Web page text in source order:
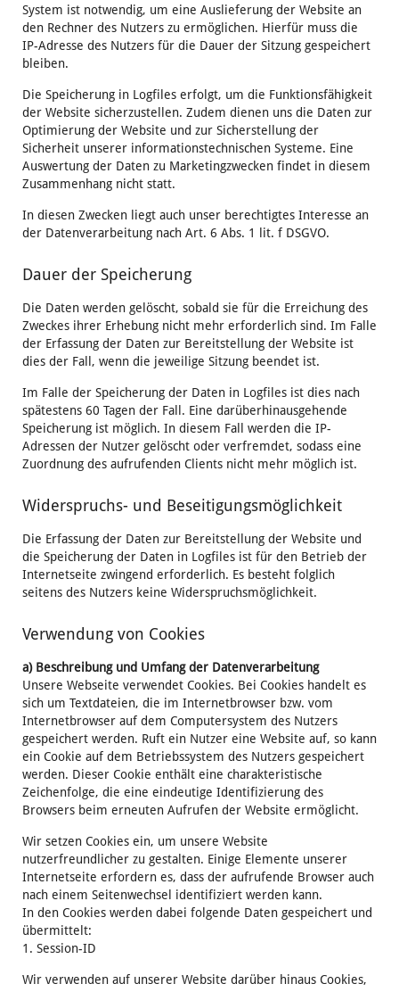
System ist notwendig, um eine Auslieferung der Website an
den Rechner des Nutzers zu ermöglichen. Hierfür muss die
IP-Adresse des Nutzers für die Dauer der Sitzung gespeichert
bleiben.
Die Speicherung in Logfiles erfolgt, um die Funktionsfähigkeit
der Website sicherzustellen. Zudem dienen uns die Daten zur
Optimierung der Website und zur Sicherstellung der
Sicherheit unserer informationstechnischen Systeme. Eine
Auswertung der Daten zu Marketingzwecken findet in diesem
Zusammenhang nicht statt.
In diesen Zwecken liegt auch unser berechtigtes Interesse an
der Datenverarbeitung nach Art. 6 Abs. 1 lit. f DSGVO.
Dauer der Speicherung
Die Daten werden gelöscht, sobald sie für die Erreichung des
Zweckes ihrer Erhebung nicht mehr erforderlich sind. Im Falle
der Erfassung der Daten zur Bereitstellung der Website ist
dies der Fall, wenn die jeweilige Sitzung beendet ist.
Im Falle der Speicherung der Daten in Logfiles ist dies nach
spätestens 60 Tagen der Fall. Eine darüberhinausgehende
Speicherung ist möglich. In diesem Fall werden die IP-
Adressen der Nutzer gelöscht oder verfremdet, sodass eine
Zuordnung des aufrufenden Clients nicht mehr möglich ist.
Widerspruchs- und Beseitigungsmöglichkeit
Die Erfassung der Daten zur Bereitstellung der Website und
die Speicherung der Daten in Logfiles ist für den Betrieb der
Internetseite zwingend erforderlich. Es besteht folglich
seitens des Nutzers keine Widerspruchsmöglichkeit.
Verwendung von Cookies
a) Beschreibung und Umfang der Datenverarbeitung
Unsere Webseite verwendet Cookies. Bei Cookies handelt es
sich um Textdateien, die im Internetbrowser bzw. vom
Internetbrowser auf dem Computersystem des Nutzers
gespeichert werden. Ruft ein Nutzer eine Website auf, so kann
ein Cookie auf dem Betriebssystem des Nutzers gespeichert
werden. Dieser Cookie enthält eine charakteristische
Zeichenfolge, die eine eindeutige Identifizierung des
Browsers beim erneuten Aufrufen der Website ermöglicht.
Wir setzen Cookies ein, um unsere Website
nutzerfreundlicher zu gestalten. Einige Elemente unserer
Internetseite erfordern es, dass der aufrufende Browser auch
nach einem Seitenwechsel identifiziert werden kann.
In den Cookies werden dabei folgende Daten gespeichert und
übermittelt:
1. Session-ID
Wir verwenden auf unserer Website darüber hinaus Cookies,